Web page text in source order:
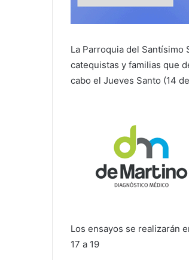
La Parroquia del Santísimo
catequistas y familias que
cabo el Jueves Santo (14
Los ensayos se realizarán
17 a 19